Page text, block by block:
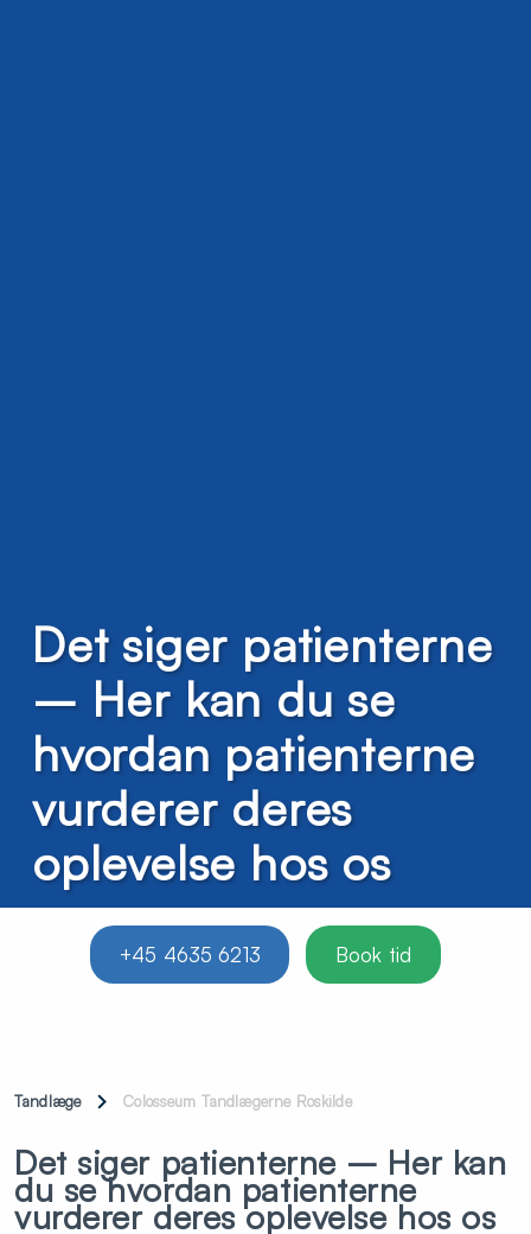
Det siger patienterne
– Her kan du se
hvordan patienterne
vurderer deres
oplevelse hos os
+45 4635 6213 Book tid
Tandlæge Colosseum Tandlægerne Roskilde
Det siger patienterne – Her kan
du se hvordan patienterne
vurderer deres oplevelse hos os